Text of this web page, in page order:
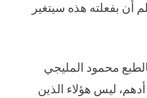
أن بفعلته هذه سيتغير
محمود المليجي
ليس هؤلاء الذين